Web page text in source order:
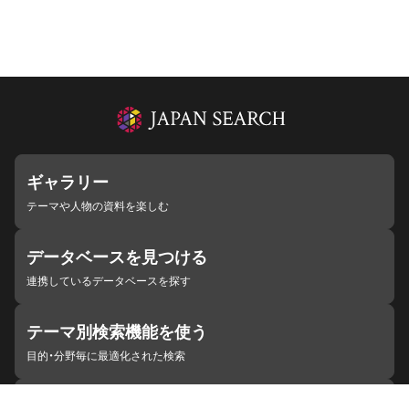
ギャラリー
テーマや人物の資料を楽しむ
データベースを見つける
連携しているデータベースを探す
テーマ別検索機能を使う
目的・分野毎に最適化された検索